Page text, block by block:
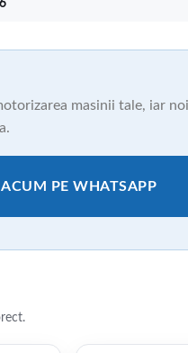
masinii tale, iar
PE WHATSAPP